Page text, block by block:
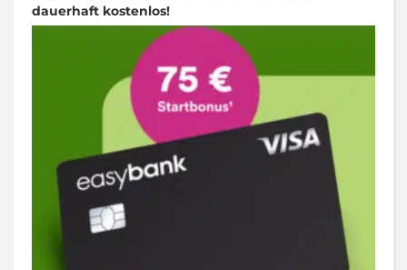
dauerhaft kostenlos!